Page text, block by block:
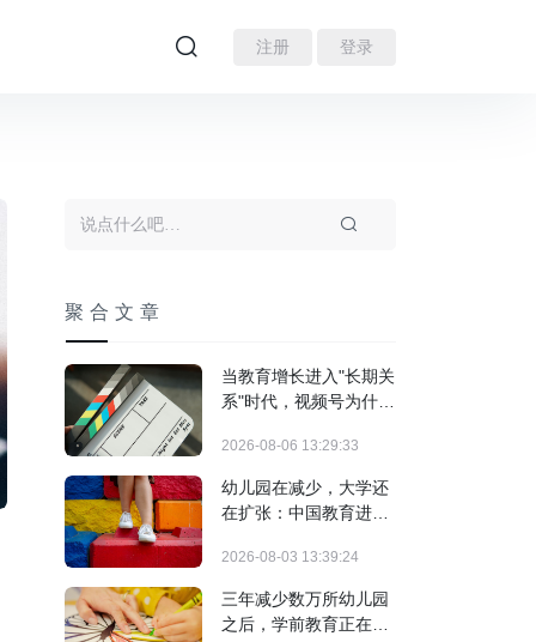
注册 登录
聚合文章
当教育增长进入"长期关
系"时代，视频号为什么
2026-08-06 13:29:33
幼儿园在减少，大学还
在扩张：中国教育进入
2026-08-03 13:39:24
三年减少数万所幼儿园
之后，学前教育正在发